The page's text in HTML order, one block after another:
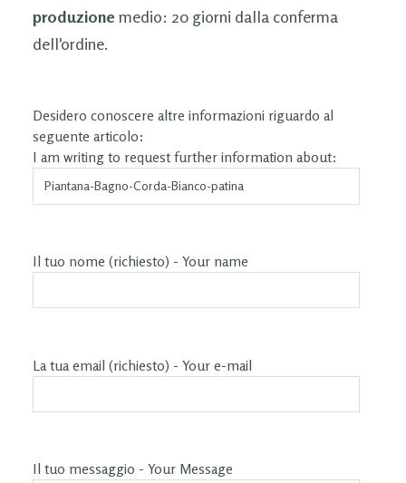
produzione medio: 20 giorni dalla conferma
dell'ordine.
Desidero conoscere altre informazioni riguardo al
seguente articolo:
I am writing to request further information about:
Il tuo nome (richiesto) - Your name
La tua email (richiesto) - Your e-mail
Il tuo messaggio - Your Message